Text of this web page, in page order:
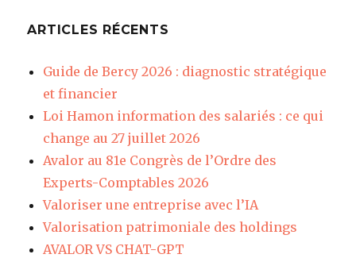
ARTICLES RÉCENTS
Guide de Bercy 2026 : diagnostic stratégique
et financier
Loi Hamon information des salariés : ce qui
change au 27 juillet 2026
Avalor au 81e Congrès de l’Ordre des
Experts-Comptables 2026
Valoriser une entreprise avec l’IA
Valorisation patrimoniale des holdings
AVALOR VS CHAT-GPT